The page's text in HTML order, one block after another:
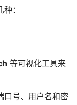
：
等可视化工具来
口号、用户名和密